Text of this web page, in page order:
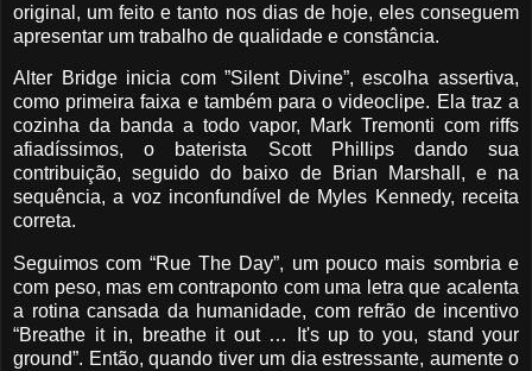
original, um feito e tanto nos dias de hoje, eles conseguem
apresentar um trabalho de qualidade e constância.
Alter Bridge inicia com ”Silent Divine”, escolha assertiva,
como primeira faixa e também para o videoclipe. Ela traz a
cozinha da banda a todo vapor, Mark Tremonti com riffs
afiadíssimos, o baterista Scott Phillips dando sua
contribuição, seguido do baixo de Brian Marshall, e na
sequência, a voz inconfundível de Myles Kennedy, receita
correta.
Seguimos com “Rue The Day”, um pouco mais sombria e
com peso, mas em contraponto com uma letra que acalenta
a rotina cansada da humanidade, com refrão de incentivo
“Breathe it in, breathe it out … It's up to you, stand your
ground”. Então, quando tiver um dia estressante, aumente o